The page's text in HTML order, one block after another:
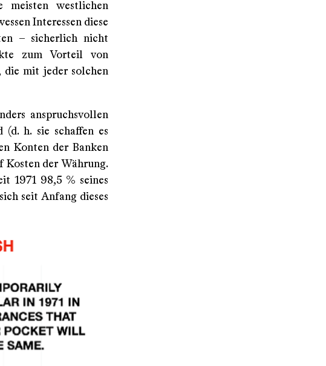
westlichen
Interessen diese
– sicherlich nicht
zum Vorteil von
die mit jeder solchen
anspruchsvollen
(d. h. sie schaffen es
Konten der Banken
Kosten der Währung.
1971 98,5 % seines
seit Anfang dieses